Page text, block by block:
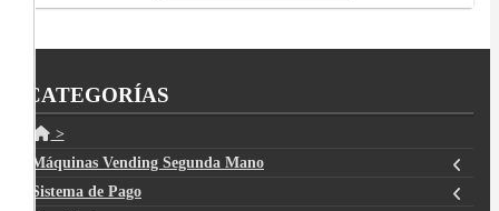
CATEGORÍAS
>
Máquinas Vending Segunda Mano
Sistema de Pago